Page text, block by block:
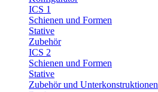
ICS 1
Schienen und Formen
Stative
Zubehör
ICS 2
Schienen und Formen
Stative
Zubehör und Unterkonstruktionen